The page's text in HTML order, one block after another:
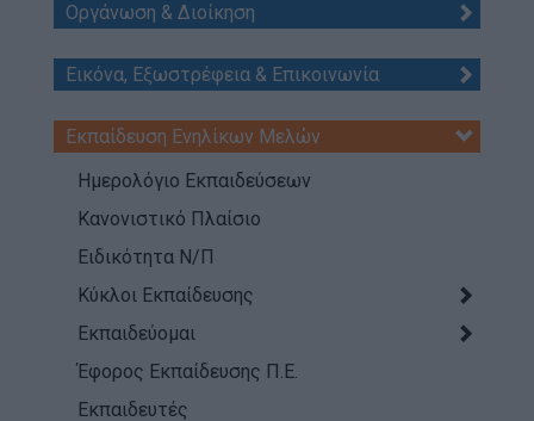
Η Προσκοπική Μέθοδος
Προσκοπικό Πρόγραμμα
Μάθηση στην Πράξη
Στόχοι Βιώσιμης Ανάπτυξης
Earth Tribe
Ομάδα Διάσωσης Άγριας Ζωής
#HeForShe
Πώς να συμμετέχετε
Βρείτε μας
Νέα & Blog
Οργάνωση & Διοίκηση
Εικόνα, Εξωστρέφεια & Επικοινωνία
Εκπαίδευση Ενηλίκων Μελών
Ημερολόγιο Εκπαιδεύσεων
Κανονιστικό Πλαίσιο
Ειδικότητα Ν/Π
Κύκλοι Εκπαίδευσης
Εκπαιδεύομαι
Έφορος Εκπαίδευσης Π.Ε.
Εκπαιδευτές